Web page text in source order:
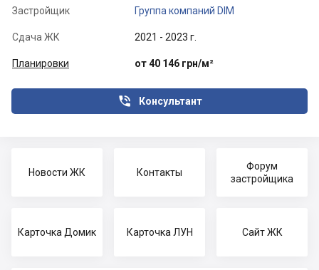
Застройщик Группа компаний DIM
Сдача ЖК 2021 - 2023 г.
Планировки от 40 146 грн/м²
Консультант

Новости ЖК Контакты
Форум
застройщика
Карточка Домик Карточка ЛУН Сайт ЖК